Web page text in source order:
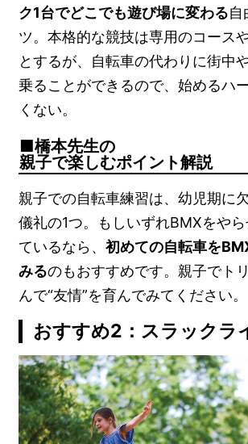
ク1台でどこでも遊び場に変わる自
ツ。本格的な競技は専用のコース
とするが、自転車の代わりに街中
乗ることができるので、始めるハ
くない。
橋本先生の
親子で楽しむポイント解説
親子での自転車練習は、幼児期に
儀礼の1つ。もしいずれBMXをやら
ているなら、初めての自転車を
みるのもおすすめです。親子でト
んで“友情”を育んでみてください。
おすすめ2：スラックラ